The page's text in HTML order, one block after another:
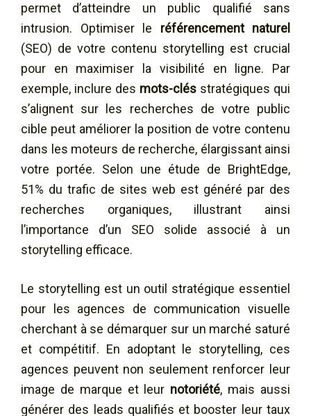
permet d’atteindre un public qualifié sans
intrusion. Optimiser le référencement naturel
(SEO) de votre contenu storytelling est crucial
pour en maximiser la visibilité en ligne. Par
exemple, inclure des mots-clés stratégiques qui
s’alignent sur les recherches de votre public
cible peut améliorer la position de votre contenu
dans les moteurs de recherche, élargissant ainsi
votre portée. Selon une étude de BrightEdge,
51% du trafic de sites web est généré par des
recherches organiques, illustrant ainsi
l’importance d’un SEO solide associé à un
storytelling efficace.
Le storytelling est un outil stratégique essentiel
pour les agences de communication visuelle
cherchant à se démarquer sur un marché saturé
et compétitif. En adoptant le storytelling, ces
agences peuvent non seulement renforcer leur
image de marque et leur notoriété, mais aussi
générer des leads qualifiés et booster leur taux